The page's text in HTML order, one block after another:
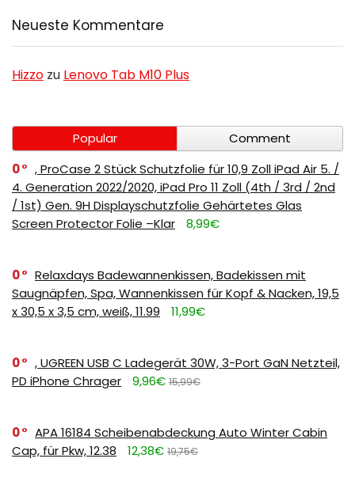
Neueste Kommentare
Hizzo zu Lenovo Tab M10 Plus
Popular
Comment
0
, ProCase 2 Stück Schutzfolie für 10,9 Zoll iPad Air 5. /
4. Generation 2022/2020, iPad Pro 11 Zoll (4th / 3rd / 2nd
/ 1st) Gen. 9H Displayschutzfolie Gehärtetes Glas
Screen Protector Folie –Klar
8,99€
0
Relaxdays Badewannenkissen, Badekissen mit
Saugnäpfen, Spa, Wannenkissen für Kopf & Nacken, 19,5
x 30,5 x 3,5 cm, weiß, 11.99
11,99€
0
, UGREEN USB C Ladegerät 30W, 3-Port GaN Netzteil,
PD iPhone Chrager
9,96€ 15,99€
0
APA 16184 Scheibenabdeckung Auto Winter Cabin
Cap, für Pkw, 12.38
12,38€ 19,75€